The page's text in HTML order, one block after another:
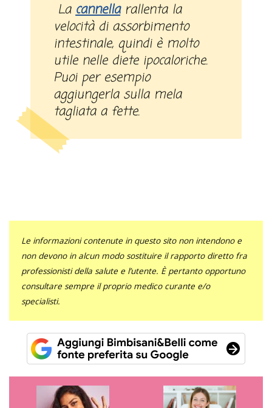
Lacannellarallenta la
velocità di assorbimento
intestinale, quindi è molto
utile nelle diete ipocaloriche.
Puoi per esempio
aggiungerla sulla mela
tagliata a fette.
Le informazioni contenute in questo sito non intendono e
non devono in alcun modo sostituire il rapporto diretto fra
professionisti della salute e l’utente. È pertanto opportuno
consultare sempre il proprio medico curante e/o
specialisti.